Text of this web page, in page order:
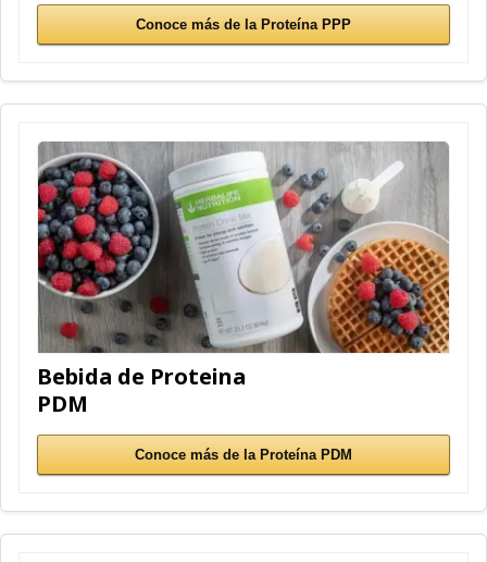
Conoce más de la Proteína PPP
Bebida de Proteina
PDM
Conoce más de la Proteína PDM